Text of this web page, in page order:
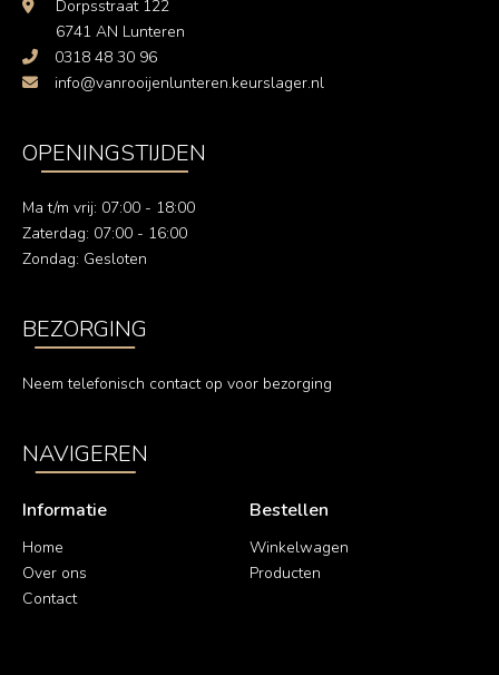
Dorpsstraat 122
6741 AN Lunteren
0318 48 30 96
info@vanrooijenlunteren.keurslager.nl
OPENINGSTIJDEN
Ma t/m vrij: 07:00 - 18:00
Zaterdag: 07:00 - 16:00
Zondag: Gesloten
BEZORGING
Neem telefonisch contact op voor bezorging
NAVIGEREN
Informatie
Home
Over ons
Contact
Bestellen
Winkelwagen
Producten